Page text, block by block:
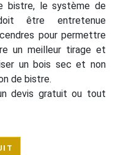
bistre, le système de
être entretenue
pour permettre
un meilleur tirage et
un bois sec et non
de bistre.
devis gratuit ou tout